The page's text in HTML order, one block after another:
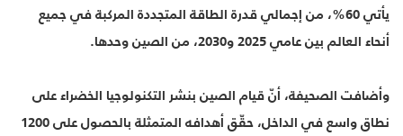
يأتي 60%، من إجمالي قدرة الطاقة المتجددة المركبة في جميع
أنحاء العالم بين عامي 2025 و2030، من الصين وحدها.
وأضافت الصحيفة، أنّ قيام الصين بنشر التكنولوجيا الخضراء على
نطاق واسع في الداخل، حقّق أهدافه المتمثلة بالحصول على 1200